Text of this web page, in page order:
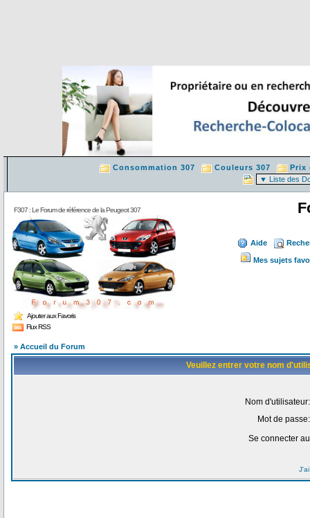
Consommation 307 Couleurs 307 Prix
F307 : Le Forum de référence de la Peugeot 307
Ajouter aux Favoris
Flux RSS
Aide
Mes sujets
» Accueil du Forum
Veuillez entrer votre nom
Nom d'utilisateur:
Mot de passe:
Se connecter